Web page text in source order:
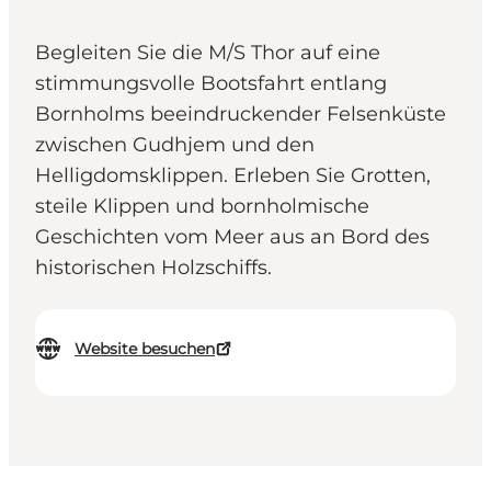
Begleiten Sie die M/S Thor auf eine
stimmungsvolle Bootsfahrt entlang
Bornholms beeindruckender Felsenküste
zwischen Gudhjem und den
Helligdomsklippen. Erleben Sie Grotten,
steile Klippen und bornholmische
Geschichten vom Meer aus an Bord des
historischen Holzschiffs.
Website besuchen